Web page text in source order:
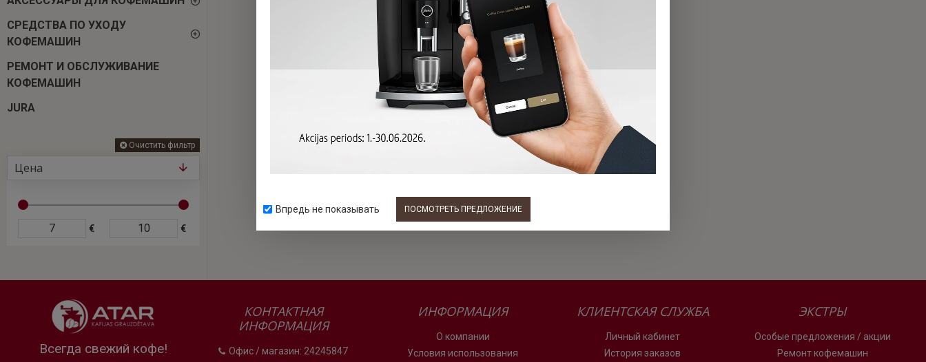
ПОСМОТРЕТЬ ПРЕДЛОЖЕНИЕ
Впредь не показывать
СРЕДСТВА ПО УХОДУ
КОФЕМАШИН
РЕМОНТ И ОБСЛУЖИВАНИЕ
КОФЕМАШИН
JURA
Очистить фильтр
Цена
€ €
Всегда свежий кофе!
КОНТАКТНАЯ
ИНФОРМАЦИЯ
Офис / магазин: 24245847
ИНФОРМАЦИЯ
О компании
Условия использования
КЛИЕНТСКАЯ СЛУЖБА
Личный кабинет
История заказов
ЭКСТРЫ
Особые предложения / акции
Ремонт кофемашин